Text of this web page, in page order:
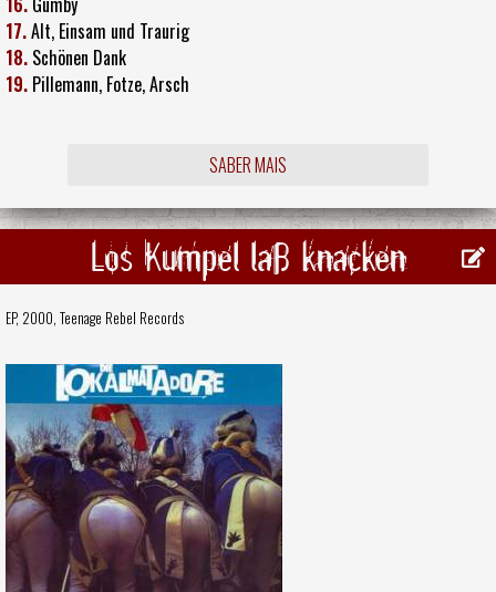
17.Alt, Einsam und Traurig
18. Schönen Dank
19. Pillemann, Fotze, Arsch
SABER MAIS
Los Kumpel laß knacken
EP, 2000, Teenage Rebel Records